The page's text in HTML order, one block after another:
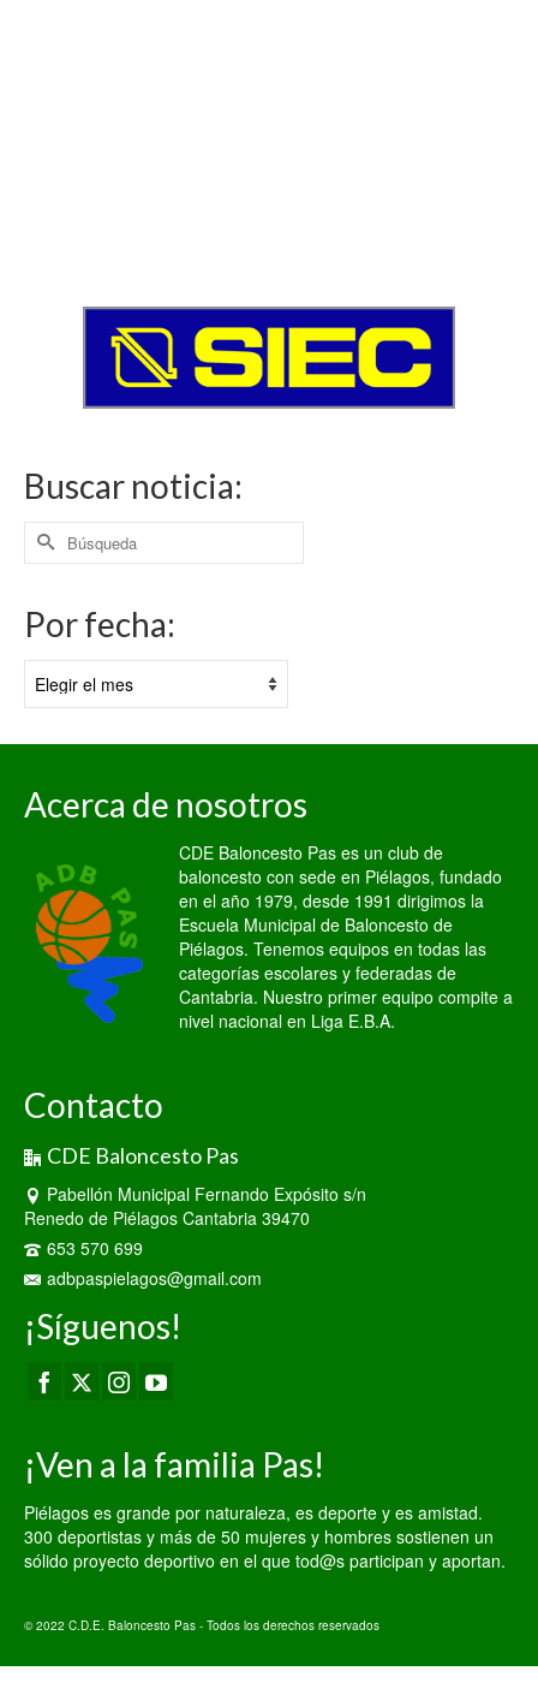
Buscar noticia:
Buscar
por:
Por fecha:
fecha:
Acerca de nosotros
CDE Baloncesto Pas es un club de
baloncesto con sede en Piélagos, fundado
en el año 1979, desde 1991 dirigimos la
Escuela Municipal de Baloncesto de
Piélagos. Tenemos equipos en todas las
categorías escolares y federadas de
Cantabria. Nuestro primer equipo compite a
nivel nacional en Liga E.B.A.
Contacto
CDE Baloncesto Pas
Pabellón Municipal Fernando Expósito s/n
Renedo de Piélagos Cantabria 39470
653 570 699
adbpaspielagos@gmail.com
¡Síguenos!
¡Ven a la familia Pas!
Piélagos es grande por naturaleza, es deporte y es amistad.
300 deportistas y más de 50 mujeres y hombres sostienen un
sólido proyecto deportivo en el que tod@s participan y aportan.
© 2022 C.D.E. Baloncesto Pas - Todos los derechos reservados